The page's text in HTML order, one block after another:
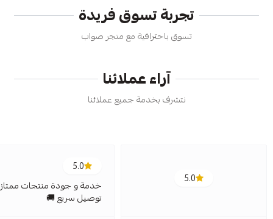
تجربة تسوق فريدة
تسوق باحترافية مع متجر صواب
آراء عملائنا
نتشرف بخدمة جميع عملائنا
5.0
5.0
خدمة و جودة منتجات
توصيل سريع 🚚